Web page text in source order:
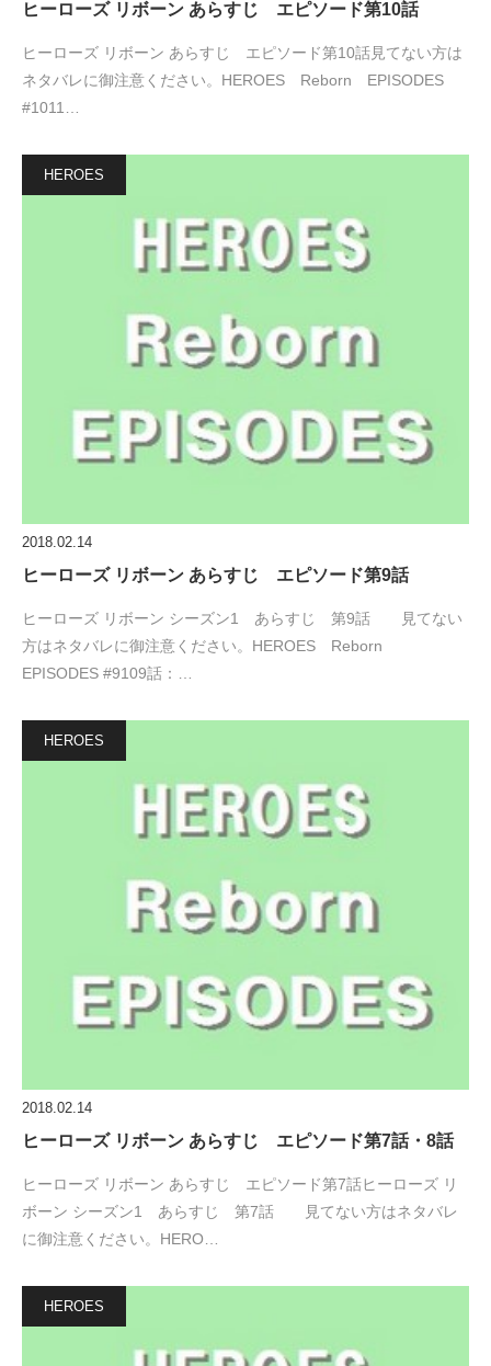
ヒーローズ リボーン あらすじ エピソード第10話
ヒーローズ リボーン あらすじ エピソード第10話見てない方は
ネタバレに御注意ください。HEROES Reborn EPISODES
#1011…
HEROES
2018.02.14
ヒーローズ リボーン あらすじ エピソード第9話
ヒーローズ リボーン シーズン1 あらすじ 第9話 見てない
方はネタバレに御注意ください。HEROES Reborn
EPISODES #9109話：…
HEROES
2018.02.14
ヒーローズ リボーン あらすじ エピソード第7話・8話
ヒーローズ リボーン あらすじ エピソード第7話ヒーローズ リ
ボーン シーズン1 あらすじ 第7話 見てない方はネタバレ
に御注意ください。HERO…
HEROES